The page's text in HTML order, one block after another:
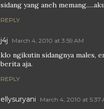
sidang yang aneh
REPLY
j4j March 4, 2010 at 3:59 AM
klo ngikutin sidangnya males,
berita aja.
REPLY
ellysuryani March 4, 2010 at 5:37